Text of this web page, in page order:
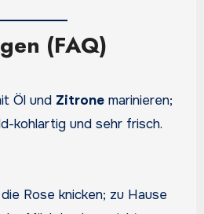
(FAQ)
Öl und Zitronemarinieren;
kohlartig und sehr frisch.
Rose knicken; zu Hause